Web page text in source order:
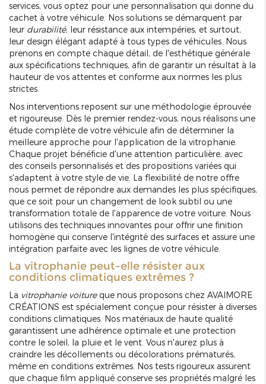
services, vous optez pour une personnalisation qui donne du
cachet à votre véhicule. Nos solutions se démarquent par
leur durabilité, leur résistance aux intempéries, et surtout,
leur design élégant adapté à tous types de véhicules. Nous
prenons en compte chaque détail, de l'esthétique générale
aux spécifications techniques, afin de garantir un résultat à la
hauteur de vos attentes et conforme aux normes les plus
strictes.
Nos interventions reposent sur une méthodologie éprouvée
et rigoureuse. Dès le premier rendez-vous, nous réalisons une
étude complète de votre véhicule afin de déterminer la
meilleure approche pour l'application de la vitrophanie.
Chaque projet bénéficie d'une attention particulière, avec
des conseils personnalisés et des propositions variées qui
s'adaptent à votre style de vie. La flexibilité de notre offre
nous permet de répondre aux demandes les plus spécifiques,
que ce soit pour un changement de look subtil ou une
transformation totale de l'apparence de votre voiture. Nous
utilisons des techniques innovantes pour offrir une finition
homogène qui conserve l'intégrité des surfaces et assure une
intégration parfaite avec les lignes de votre véhicule.
La vitrophanie peut-elle résister aux
conditions climatiques extrêmes ?
La vitrophanie voitureque nous proposons chez AVAIMORE
CRÉATIONS est spécialement conçue pour résister à diverses
conditions climatiques. Nos matériaux de haute qualité
garantissent une adhérence optimale et une protection
contre le soleil, la pluie et le vent. Vous n'aurez plus à
craindre les décollements ou décolorations prématurés,
même en conditions extrêmes. Nos tests rigoureux assurent
que chaque film appliqué conserve ses propriétés malgré les